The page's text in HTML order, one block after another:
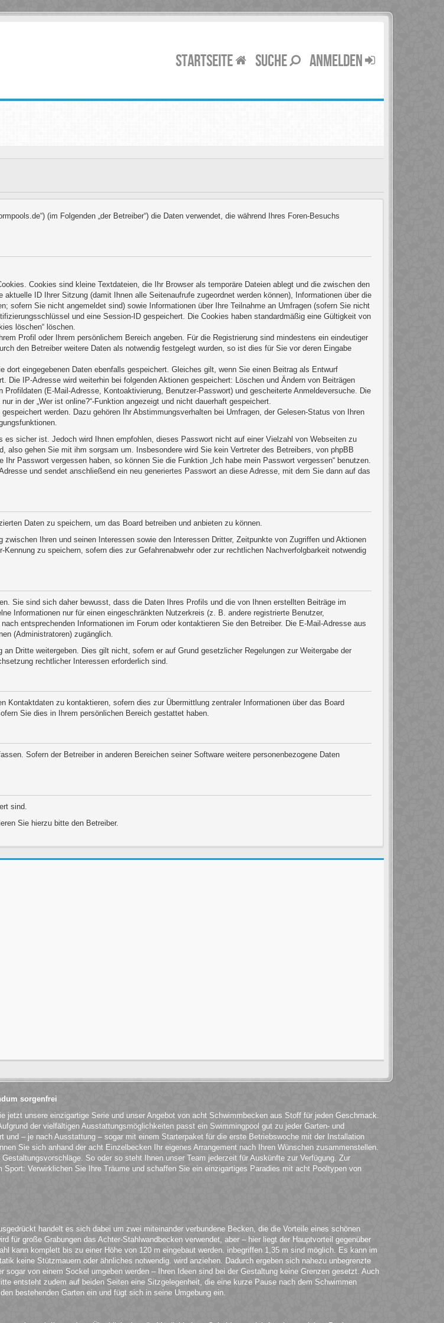
STARTSEITE SUCHE ANMELDEN
(im Folgenden „der Betreiber“) die Daten verwendet, die während Ihres Foren-Besuchs
Cookies sind kleine Textdateien, die Ihr Browser als temporäre Dateien ablegt und die zwischen den
ID Ihrer Sitzung (damit Ihnen alle Seitenaufrufe zugeordnet werden können), Informationen über die
sofern Sie nicht angemeldet sind) sowie Informationen über Ihre Teilnahme an Umfragen (sofern Sie nicht
und eine Session-ID gespeichert. Die Cookies haben standardmäßig eine Gültigkeit von
löschen“ löschen.
Profil oder Ihrem persönlichem Bereich angeben. Für die Registrierung sind mindestens ein eindeutiger
den Betreiber weitere Daten als notwendig festgelegt wurden, so ist dies für Sie vor deren Eingabe
eingegebenen Daten ebenfalls gespeichert. Gleiches gilt, wenn Sie einen Beitrag als Entwurf
IP-Adresse wird weiterhin bei folgenden Aktionen gespeichert: Löschen und Ändern von Beiträgen
(E-Mail-Adresse, Kontoaktivierung, Benutzer-Passwort) und gescheiterte Anmeldeversuche. Die
in der „Wer ist online?“-Funktion angezeigt und nicht dauerhaft gespeichert.
werden. Dazu gehören Ihr Abstimmungsverhalten bei Umfragen, der Gelesen-Status von Ihren
es sicher ist. Jedoch wird Ihnen empfohlen, dieses Passwort nicht auf einer Vielzahl von Webseiten zu
gehen Sie mit ihm sorgsam um. Insbesondere wird Sie kein Vertreter des Betreibers, von phpBB
Passwort vergessen haben, so können Sie die Funktion „Ich habe mein Passwort vergessen“ benutzen.
und sendet anschließend ein neu generiertes Passwort an diese Adresse, mit dem Sie dann auf das
Daten zu speichern, um das Board betreiben und anbieten zu können.
Ihren und seinen Interessen sowie den Interessen Dritter, Zeitpunkte von Zugriffen und Aktionen
zu speichern, sofern dies zur Gefahrenabwehr oder zur rechtlichen Nachverfolgbarkeit notwendig
Sie sind sich daher bewusst, dass die Daten Ihres Profils und die von Ihnen erstellten Beiträge im
Informationen nur für einen eingeschränkten Nutzerkreis (z. B. andere registrierte Benutzer,
entsprechenden Informationen im Forum oder kontaktieren Sie den Betreiber. Die E-Mail-Adresse aus
(Administratoren) zugänglich.
Dritte weitergeben. Dies gilt nicht, sofern er auf Grund gesetzlicher Regelungen zur Weitergabe der
rechtlicher Interessen erforderlich sind.
Kontaktdaten zu kontaktieren, sofern dies zur Übermittlung zentraler Informationen über das Board
Sie dies in Ihrem persönlichen Bereich gestattet haben.
Sofern der Betreiber in anderen Bereichen seiner Software weitere personenbezogene Daten
sind.
Sie hierzu bitte den Betreiber.
sorgenfrei
unsere einzigartige Serie und unser Angebot von acht Schwimmbecken aus Stoff für jeden Geschmack.
der vielfältigen Ausstattungsmöglichkeiten passt ein Swimmingpool gut zu jeder Garten- und
– je nach Ausstattung – sogar mit einem Starterpaket für die erste Betriebswoche mit der Installation
Sie sich anhand der acht Einzelbecken Ihr eigenes Arrangement nach Ihren Wünschen zusammenstellen.
So oder so steht Ihnen unser Team jederzeit für Auskünfte zur Verfügung. Zur
Verwirklichen Sie Ihre Träume und schaffen Sie ein einzigartiges Paradies mit acht Pooltypen von
handelt es sich dabei um zwei miteinander verbundene Becken, die die Vorteile eines schönen
für große Grabungen das Achter-Stahlwandbecken verwendet, aber – hier liegt der Hauptvorteil gegenüber
kann komplett bis zu einer Höhe von 120 m eingebaut werden. inbegriffen 1,35 m sind möglich. Es kann im
keine Stützmauern oder ähnliches notwendig. wird anziehen. Dadurch ergeben sich nahezu unbegrenzte
von einem Sockel umgeben werden – Ihren Ideen sind bei der Gestaltung keine Grenzen gesetzt. Auch
entsteht zudem auf beiden Seiten eine Sitzgelegenheit, die eine kurze Pause nach dem Schwimmen
bestehenden Garten ein und fügt sich in seine Umgebung ein.